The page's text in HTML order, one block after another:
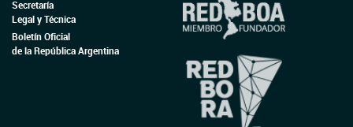
Secretaría
Legal y Técnica
Boletín Oficial
de la República Argentina